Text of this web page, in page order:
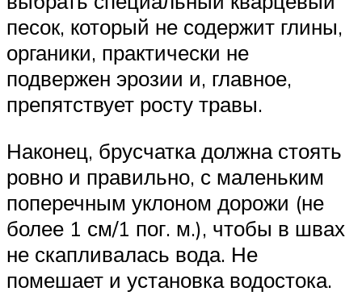
песок, который не содержит глины,
органики, практически не
подвержен эрозии и, главное,
препятствует росту травы.
Наконец, брусчатка должна стоять
ровно и правильно, с маленьким
поперечным уклоном дорожи (не
более 1 см/1 пог. м.), чтобы в швах
не скапливалась вода. Не
помешает и установка водостока.